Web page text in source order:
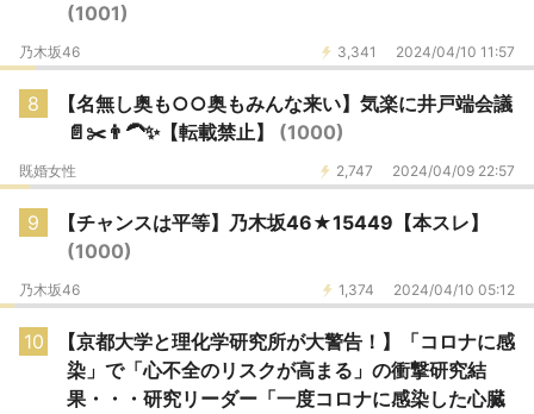
(1001)
3,341 2024/04/10 11:57
乃木坂46
8
【名無し奥も○○奥もみんな来い】気楽に井戸端会議
📄✂️👨‍🦱✨【転載禁止】 (1000)
2,747 2024/04/09 22:57
既婚女性
9
【チャンスは平等】乃木坂46★15449【本スレ】
(1000)
1,374 2024/04/10 05:12
乃木坂46
10
【京都大学と理化学研究所が大警告！】「コロナに感
染」で「心不全のリスクが高まる」の衝撃研究結
果・・・研究リーダー「一度コロナに感染した心臓